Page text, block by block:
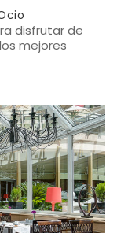
disfrutar de
mejores